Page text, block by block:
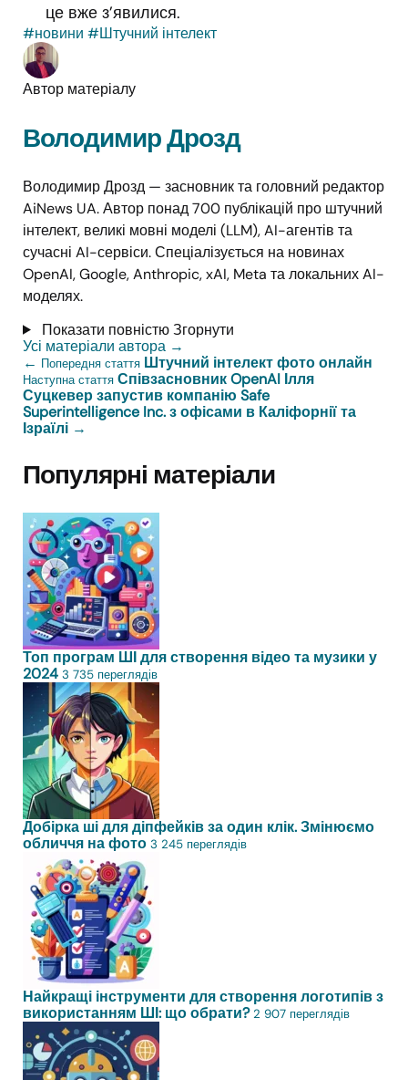
це вже з’явилися.
#новини #Штучний інтелект
Автор матеріалу
Володимир Дрозд
Володимир Дрозд — засновник та головний редактор
AiNews UA. Автор понад 700 публікацій про штучний
інтелект, великі мовні моделі (LLM), AI-агентів та
сучасні AI-сервіси. Спеціалізується на новинах
OpenAI, Google, Anthropic, xAI, Meta та локальних AI-
моделях.
Показати повністюЗгорнути
Усі матеріали автора →
← Попередня стаття Штучний інтелект фото онлайн
Наступна стаття Співзасновник OpenAI Ілля
Суцкевер запустив компанію Safe
Superintelligence Inc. з офісами в Каліфорнії та
Ізраїлі →
Популярні матеріали
Топ програм ШІ для створення відео та музики у
2024 3 735 переглядів
Добірка ші для діпфейків за один клік. Змінюємо
обличчя на фото 3 245 переглядів
Найкращі інструменти для створення логотипів з
використанням ШІ: що обрати? 2 907 переглядів